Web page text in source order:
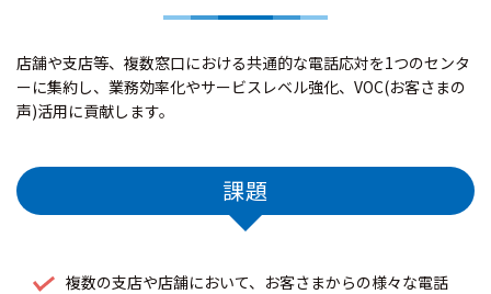
店舗や支店等、複数窓口における共通的な電話応対を1つのセンタ
ーに集約し、業務効率化やサービスレベル強化、VOC(お客さまの
声)活用に貢献します。
課題
複数の支店や店舗において、お客さまからの様々な電話